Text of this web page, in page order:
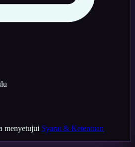
menyetujui Syarat & Ketentuan